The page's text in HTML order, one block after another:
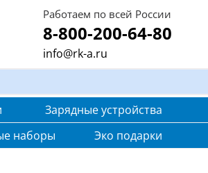
Работаем по всей России
8-800-200-64-80
info@rk-a.ru
Зарядные устройства
наборы Эко подарки